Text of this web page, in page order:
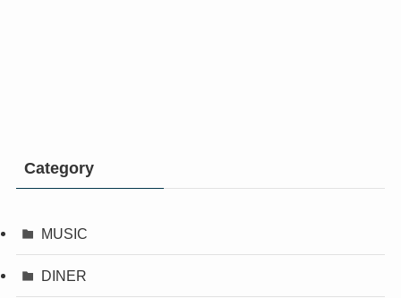
Category
MUSIC
DINER